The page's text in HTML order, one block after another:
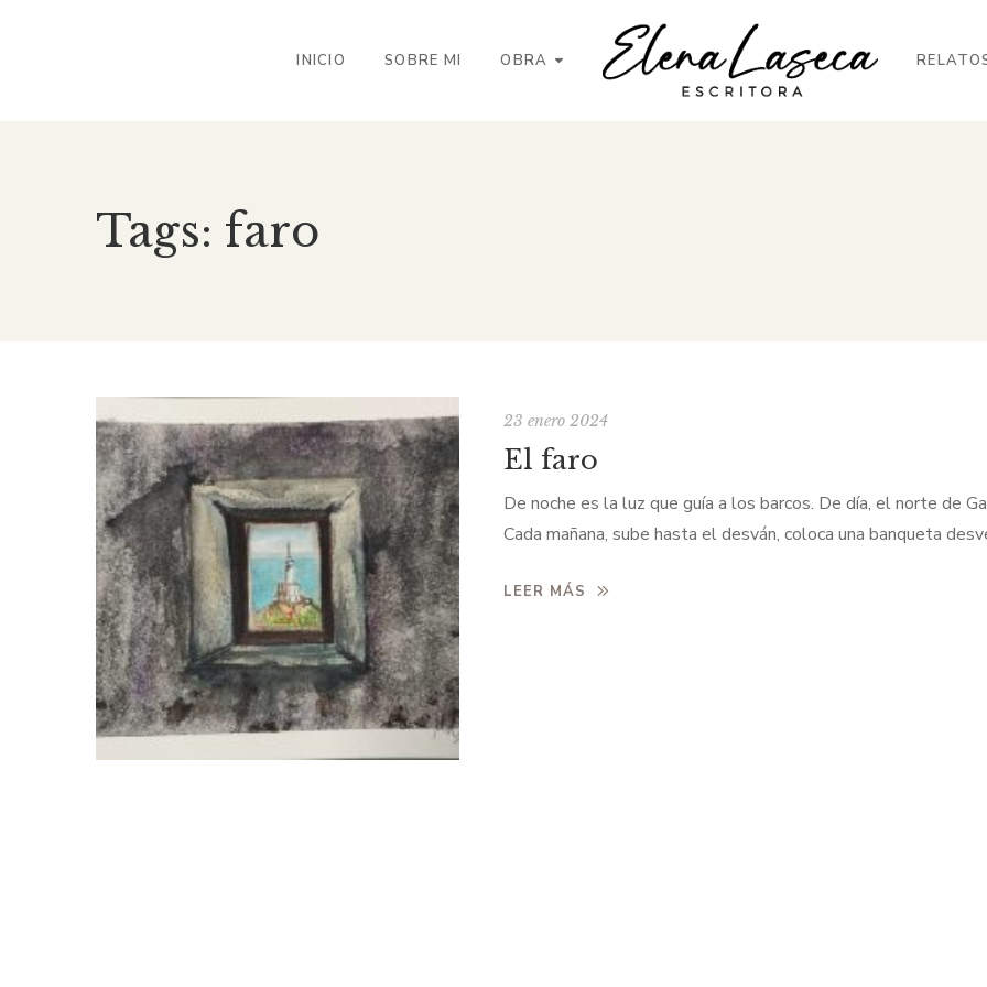
INICIO SOBRE MI OBRA
Tags: faro
23 enero 2024
El faro
De noche es la luz que guía a los barcos. De día, el norte de
Cada mañana, sube hasta el desván, coloca una banqueta
calma. Por la noche vuelve a subir y cuenta los segundos que
LEER MÁS